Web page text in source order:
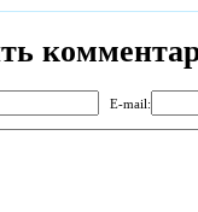
E-mail: